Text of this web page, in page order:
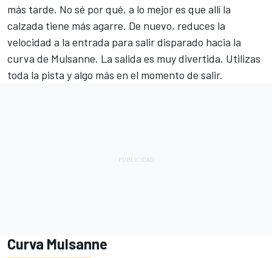
más tarde. No sé por qué, a lo mejor es que allí la
calzada tiene más agarre. De nuevo, reduces la
velocidad a la entrada para salir disparado hacia la
curva de Mulsanne. La salida es muy divertida. Utilizas
toda la pista y algo más en el momento de salir.
Curva Mulsanne